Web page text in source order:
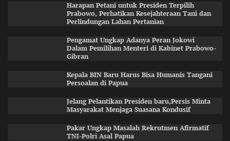
Harapan Petani untuk Presiden Terpilih
Prabowo, Perhatikan Kesejahteraan Tani dan
Perlindungan Lahan Pertanian
Pengamat Ungkap Adanya Peran Jokowi
Dalam Pemilihan Menteri di Kabinet Prabowo-
Gibran
Kepala BIN Baru Harus Bisa Humanis Tangani
Persoalan di Papua
Jelang Pelantikan Presiden baru,Persis Minta
Masyarakat Menjaga Suasana Kondusif
Pakar Ungkap Masalah Rekrutmen Afirmatif
TNI-Polri Asal Papua